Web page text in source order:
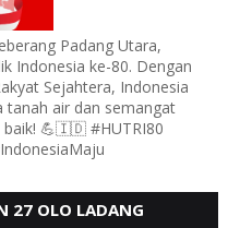
Padang Utara,
Indonesia ke-80. Dengan
Sejahtera, Indonesia
tanah air dan semangat
baik! 💪🇮🇩 #HUTRI80
27 OLO LADANG